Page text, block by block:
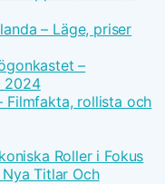
– Läge, priser
–
2024
Filmfakta, rollista och
Roller i Fokus
Titlar Och